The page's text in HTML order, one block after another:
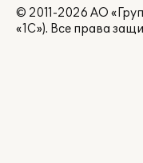
© 2011-2026 АО
«1С»). Все права